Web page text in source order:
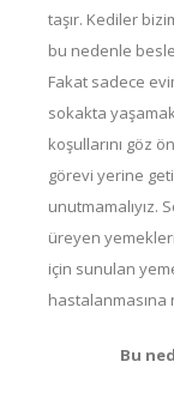
taşır. Kediler
bu nedenle
Fakat sadece
sokakta
koşullarını göz
görevi yerine
unutmamalıyız.
üreyen
için sunulan
hastalanmasına
Bu